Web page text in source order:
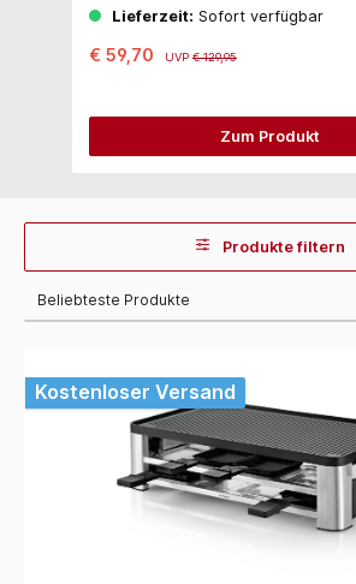
Lieferzeit: Sofort verfügbar
€ 59,70 UVP€ 129,95
Zum Produkt
Produkte filtern
Kostenloser Versand